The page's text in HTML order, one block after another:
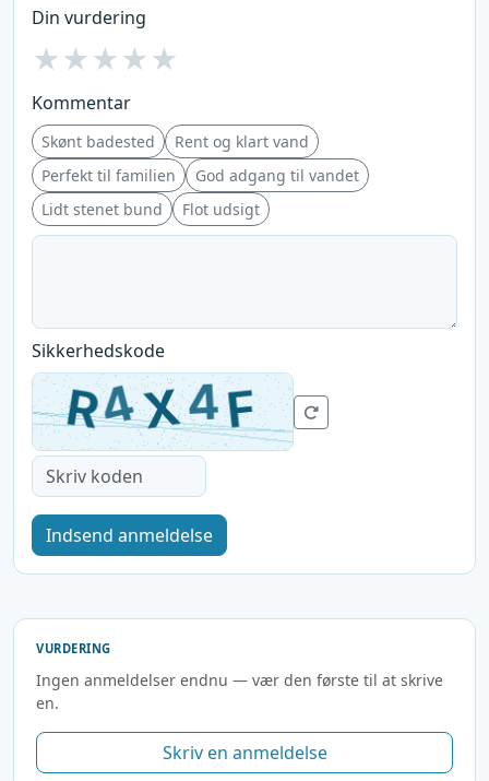
Din vurdering
★★★★★
Kommentar
Skønt badested
Rent og klart vand
Perfekt til familien
God adgang til vandet
Lidt stenet bund
Flot udsigt
Sikkerhedskode
Indsend anmeldelse
VURDERING
Ingen anmeldelser endnu — vær den første til at skrive
en.
Skriv en anmeldelse